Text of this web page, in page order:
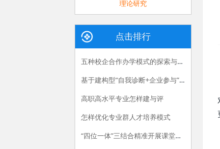
理论研究
点击排行
五种校企合作办学模式的探索与实践
基于建构型“自我诊断+企业参与”的专业评价指标体系构建研究
高职高水平专业怎样建与评
怎样优化专业群人才培养模式
“四位一体”三结合精准开展课堂教学评价的探索与实践